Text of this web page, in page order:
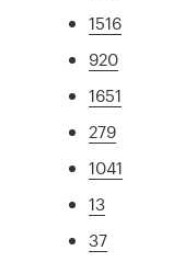
1516
920
1651
279
1041
13
37